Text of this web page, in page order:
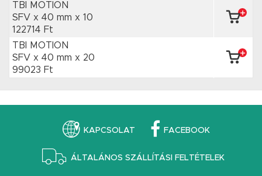
TBI MOTION
SFV x 40 mm x 10
122714 Ft
TBI MOTION
SFV x 40 mm x 20
99023 Ft
KAPCSOLAT FACEBOOK
ÁLTALÁNOS SZÁLLÍTÁSI FELTÉTELEK